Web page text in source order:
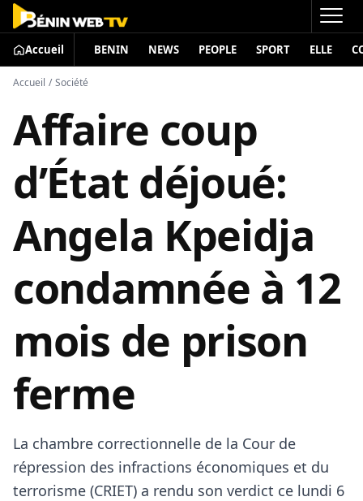
Accueil BENIN NEWS PEOPLE SPORT ELLE
Accueil / Société
Affaire coup
d’État déjoué:
Angela Kpeidja
condamnée à 12
mois de prison
ferme
La chambre correctionnelle de la Cour de
répression des infractions économiques et du
terrorisme (CRIET) a rendu son verdict ce lundi 6